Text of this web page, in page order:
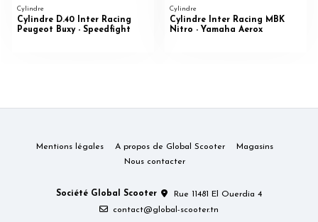
Cylindre
Cylindre D.40 Inter Racing
Peugeot Buxy - Speedfight
Cylindre
Cylindre Inter Racing MBK
Nitro - Yamaha Aerox
Mentions légales A propos de Global Scooter
Magasins
Nous contacter
Société Global Scooter
Rue 11481 El Ouerdia 4
contact@global-scooter.tn